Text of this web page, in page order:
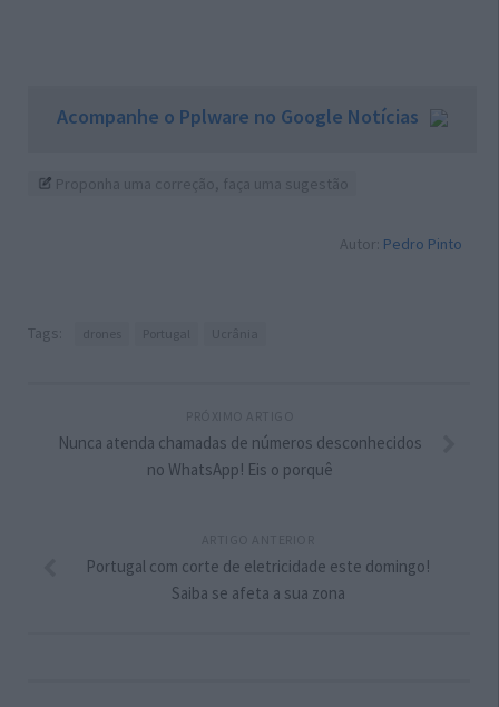
Acompanhe o Pplware no Google Notícias
Autor: Pedro Pinto
Tags:
Nunca atenda chamadas de números desconhecidos
no WhatsApp! Eis o porquê
Portugal com corte de eletricidade este domingo!
Saiba se afeta a sua zona